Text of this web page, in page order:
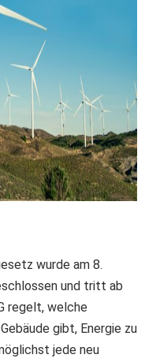
wurde am 8.
und tritt ab
regelt, welche
gibt, Energie zu
jede neu